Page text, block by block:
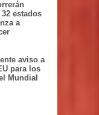
estados
a
aviso a
para los
Mundial